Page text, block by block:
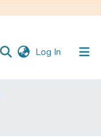
Log In (current)